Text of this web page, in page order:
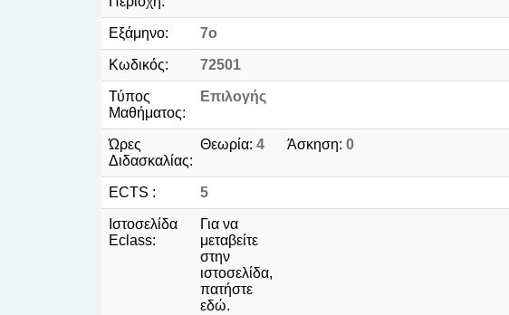
Εξάμηνο: 7o
Κωδικός: 72501
Τύπος
Μαθήματος:
Επιλογής
Ώρες
Διδασκαλίας:
Θεωρία: 4 Άσκηση: 0
ECTS : 5
Ιστοσελίδα
Eclass:
Για να
μεταβείτε
στην
ιστοσελίδα,
πατήστε
εδώ.